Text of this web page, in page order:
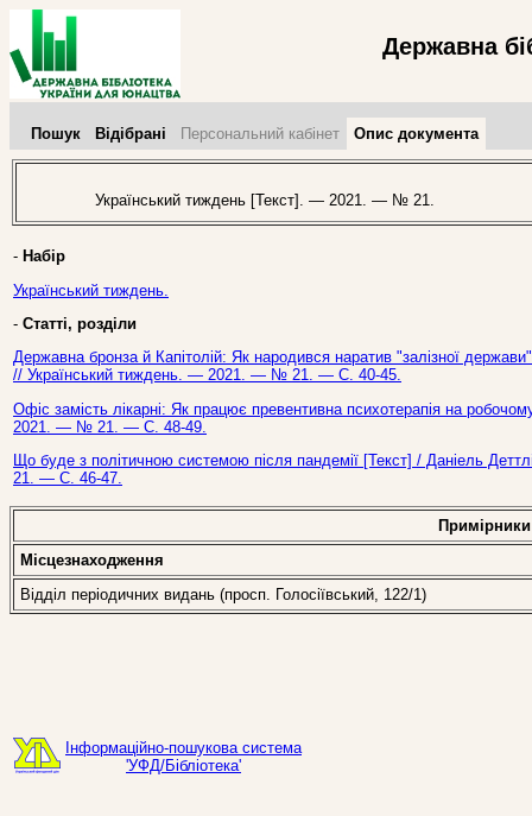
Державна
Пошук Відібрані Персональний кабінет Опис документа
Український тиждень [Текст]. — 2021. — № 21.
- Набір
Український тиждень.
- Статті, розділи
Державна бронза й Капітолій: Як народився наратив "залізної
// Український тиждень. — 2021. — № 21. — С. 40-45.
Офіс замість лікарні: Як працює превентивна психотерапія на
2021. — № 21. — С. 48-49.
Що буде з політичною системою після пандемії [Текст] / Даніель
21. — С. 46-47.
Примірники
Місцезнаходження
Відділ періодичних видань (просп. Голосіївський, 122/1)
Інформаційно-пошукова система
'УФД/Бібліотека'